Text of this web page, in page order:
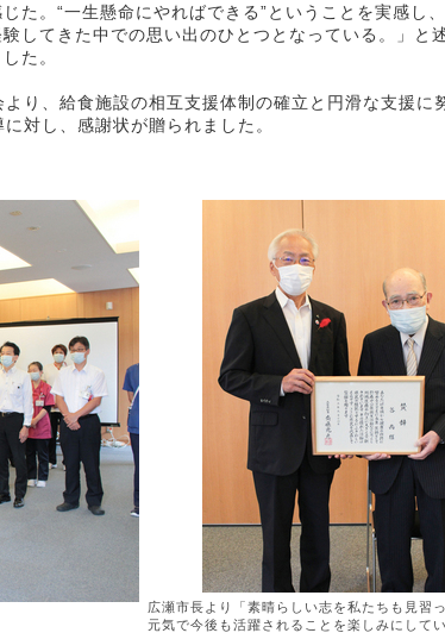
た。“一生懸命にやればできる”ということを実感し、
してきた中での思い出のひとつとなっている。」と
た。
り、給食施設の相互支援体制の確立と円滑な支援に
対し、感謝状が贈られました。
広瀬市長より「素晴らしい志を私たちも見習
元気で今後も活躍されることを楽しみにして